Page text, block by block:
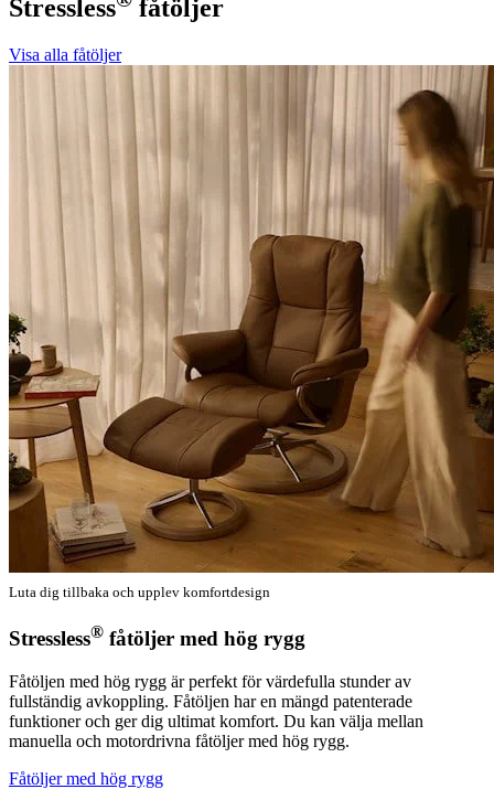
Stressless fåtöljer
Visa alla fåtöljer
Luta dig tillbaka och upplev komfortdesign
Stressless® fåtöljer med hög rygg
Fåtöljen med hög rygg är perfekt för värdefulla stunder av
fullständig avkoppling. Fåtöljen har en mängd patenterade
funktioner och ger dig ultimat komfort. Du kan välja mellan
manuella och motordrivna fåtöljer med hög rygg.
Fåtöljer med hög rygg